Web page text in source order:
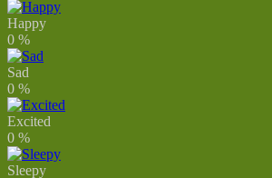
Happy
0 %
Sad
0 %
Excited
0 %
Sleepy